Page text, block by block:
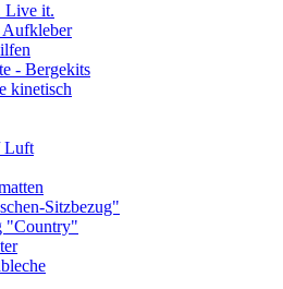
Live it.
- Bergekits
kinetisch
Luft
Sitzbezug"
"Country"